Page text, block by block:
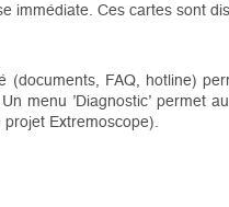
immédiate. Ces cartes sont
(documents, FAQ, hotline)
menu ’Diagnostic’
Extremoscope).